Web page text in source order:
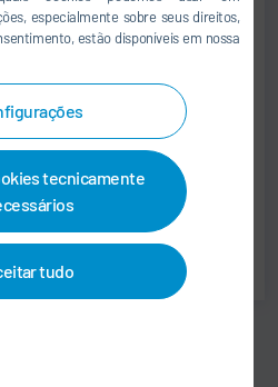
especialmente sobre seus direitos,
estão disponíveis em nossa
tecnicamente
tudo
Systems AG
Bietigheim-Bissingen